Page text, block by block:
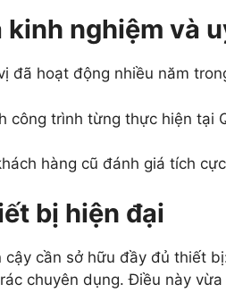
kinh nghiệm và
đã hoạt động nhiều năm
công trình từng thực hiện tại
hàng cũ đánh giá tích
bị hiện đại
cần sở hữu đầy đủ thiết
chuyên dụng. Điều này